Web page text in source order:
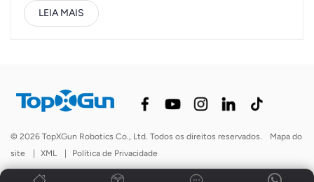
para torres uma das partes mais desafiantes e
trabalhosas de um projeto.Recentemente, Drone de
metros. A sua tarefa era simples, mas exigente:
transportar os materiais da torre de uma área de
o local da fundação da torre. A construção de torres de
energia elétrica requer uma grande variedade de
componentes, muitos dos quais são grandes, volumosos
LEIA MAIS
© 2026 TopXGun Robotics Co., Ltd. Todos os direitos reservados.
Mapa do
site
| XML | Política de Privacidade